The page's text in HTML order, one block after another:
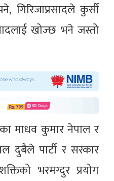
कुर्सी
खोज्छ भने जस्तो
माधव कुमार नेपाल र
दुबैले पार्टी र सरकार
भरमग्दुर प्रयोग